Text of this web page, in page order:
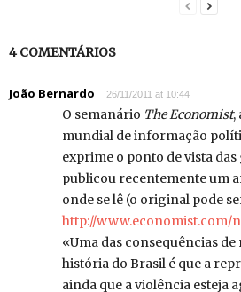
4 COMENTÁRIOS
João Bernardo 26/11/2011 at 10:44
O semanário The Economist,
mundial de informação
exprime o ponto de vista
publicou recentemente um
onde se lê (o original pode
http://www.economist.com/
«Uma das consequências
história do Brasil é que a
ainda que a violência esteja